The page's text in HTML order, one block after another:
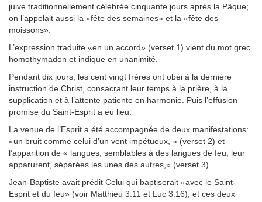
juive traditionnellement célébrée cinquante jours après la Pâque;
on l’appelait aussi la «fête des semaines» et la «fête des
moissons».
L’expression traduite «en un accord» (verset 1) vient du mot grec
homothymadon et indique en unanimité.
Pendant dix jours, les cent vingt frères ont obéi à la dernière
instruction de Christ, consacrant leur temps à la prière, à la
supplication et à l’attente patiente en harmonie. Puis l’effusion
promise du Saint-Esprit a eu lieu.
La venue de l’Esprit a été accompagnée de deux manifestations:
«un bruit comme celui d’un vent impétueux, » (verset 2) et
l’apparition de « langues, semblables à des langues de feu, leur
apparurent, séparées les unes des autres,» (verset 3).
Jean-Baptiste avait prédit Celui qui baptiserait «avec le Saint-
Esprit et du feu» (voir Matthieu 3:11 et Luc 3:16), et ces deux